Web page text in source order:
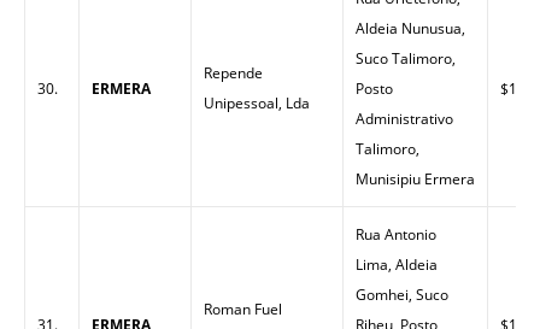
30. ERMERA
Repende
Unipessoal, Lda
Aldeia Nunusua,
Suco Talimoro,
Posto
Administrativo
Talimoro,
Munisipiu Ermera
$1.50
31. ERMERA
Roman Fuel
Rua Antonio
Lima, Aldeia
Gomhei, Suco
Riheu, Posto
$1.60